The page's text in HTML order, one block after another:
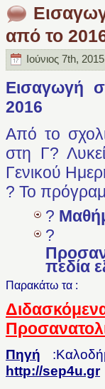
από το
Ιούνιος 7th,
Εισαγωγή
2016
Από το
στη Γ?
Γενικού
? Το
?
πεδία
Παρακάτω τα :
Πηγή
http://sep4u.gr